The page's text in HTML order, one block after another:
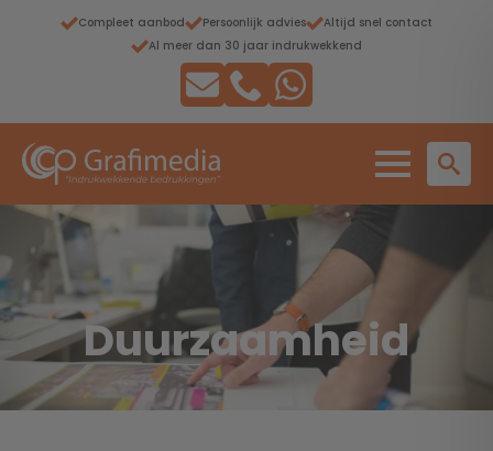
Compleet aanbod Persoonlijk advies
Altijd snel contact
Al meer dan 30 jaar indrukwekkend
Duurzaamheid